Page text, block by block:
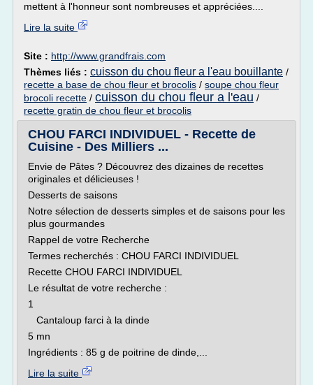
mettent à l'honneur sont nombreuses et appréciées....
Lire la suite
Site : http://www.grandfrais.com
Thèmes liés : cuisson du chou fleur a l'eau bouillante /
recette a base de chou fleur et brocolis / soupe chou fleur
brocoli recette / cuisson du chou fleur a l'eau /
recette gratin de chou fleur et brocolis
CHOU FARCI INDIVIDUEL - Recette de
Cuisine - Des Milliers ...
Envie de Pâtes ? Découvrez des dizaines de recettes
originales et délicieuses !
Desserts de saisons
Notre sélection de desserts simples et de saisons pour les
plus gourmandes
Rappel de votre Recherche
Termes recherchés : CHOU FARCI INDIVIDUEL
Recette CHOU FARCI INDIVIDUEL
Le résultat de votre recherche :
1
Cantaloup farci à la dinde
5 mn
Ingrédients : 85 g de poitrine de dinde,...
Lire la suite